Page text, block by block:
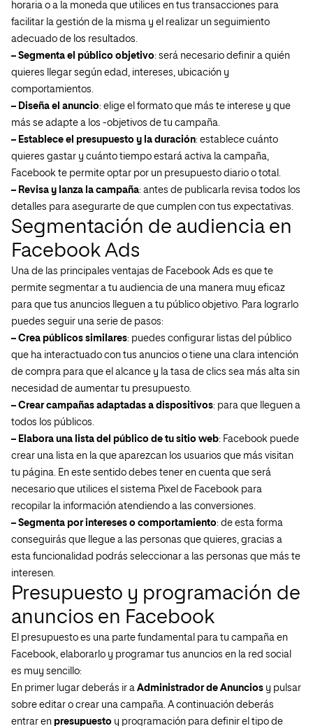
horaria o a la moneda que utilices en tus transacciones para
facilitar la gestión de la misma y el realizar un seguimiento
adecuado de los resultados.
– Segmenta el público objetivo: será necesario definir a quién
quieres llegar según edad, intereses, ubicación y
comportamientos.
– Diseña el anuncio: elige el formato que más te interese y que
más se adapte a los -objetivos de tu campaña.
– Establece el presupuesto y la duración: establece cuánto
quieres gastar y cuánto tiempo estará activa la campaña,
Facebook te permite optar por un presupuesto diario o total.
– Revisa y lanza la campaña: antes de publicarla revisa todos los
detalles para asegurarte de que cumplen con tus expectativas.
Segmentación de audiencia en
Facebook Ads
Una de las principales ventajas de Facebook Ads es que te
permite segmentar a tu audiencia de una manera muy eficaz
para que tus anuncios lleguen a tu público objetivo. Para lograrlo
puedes seguir una serie de pasos:
– Crea públicos similares: puedes configurar listas del público
que ha interactuado con tus anuncios o tiene una clara intención
de compra para que el alcance y la tasa de clics sea más alta sin
necesidad de aumentar tu presupuesto.
– Crear campañas adaptadas a dispositivos: para que lleguen a
todos los públicos.
– Elabora una lista del público de tu sitio web: Facebook puede
crear una lista en la que aparezcan los usuarios que más visitan
tu página. En este sentido debes tener en cuenta que será
necesario que utilices el sistema Pixel de Facebook para
recopilar la información atendiendo a las conversiones.
– Segmenta por intereses o comportamiento: de esta forma
conseguirás que llegue a las personas que quieres, gracias a
esta funcionalidad podrás seleccionar a las personas que más te
interesen.
Presupuesto y programación de
anuncios en Facebook
El presupuesto es una parte fundamental para tu campaña en
Facebook, elaborarlo y programar tus anuncios en la red social
es muy sencillo:
En primer lugar deberás ir a Administrador de Anuncios y pulsar
sobre editar o crear una campaña. A continuación deberás
entrar en presupuesto y programación para definir el tipo de